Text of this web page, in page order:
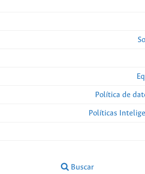
Política de
Políticas
Buscar